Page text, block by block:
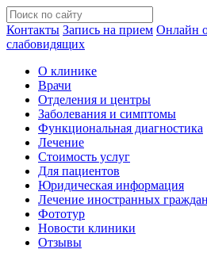
Контакты Запись на прием Онлайн
слабовидящих
О клинике
Врачи
Отделения и центры
Заболевания и симптомы
Функциональная диагностика
Лечение
Стоимость услуг
Для пациентов
Юридическая информация
Лечение иностранных граждан
Фототур
Новости клиники
Отзывы